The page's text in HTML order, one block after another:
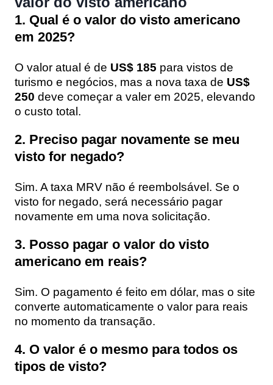
1. Qual é o valor do visto americano
em 2025?
O valor atual é de US$ 185 para vistos de
turismo e negócios, mas a nova taxa de US$
250 deve começar a valer em 2025, elevando
o custo total.
2. Preciso pagar novamente se meu
visto for negado?
Sim. A taxa MRV não é reembolsável. Se o
visto for negado, será necessário pagar
novamente em uma nova solicitação.
3. Posso pagar o valor do visto
americano em reais?
Sim. O pagamento é feito em dólar, mas o site
converte automaticamente o valor para reais
no momento da transação.
4. O valor é o mesmo para todos os
tipos de visto?